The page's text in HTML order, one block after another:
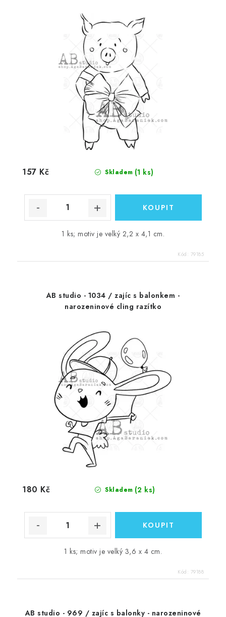
Skladem (1 ks)
157 Kč
1 ks; motiv je velký 2,2 x 4,1 cm.
Kód: 79185
AB studio - 1034 / zajíc s balonkem -
narozeninové cling razítko
Skladem (2 ks)
180 Kč
1 ks; motiv je velký 3,6 x 4 cm.
Kód: 79188
AB studio - 969 / zajíc s balonky - narozeninové